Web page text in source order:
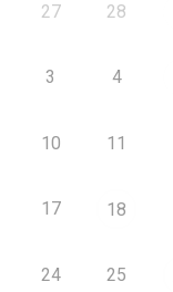
27 28
3 4
10 11
17 18
24 25